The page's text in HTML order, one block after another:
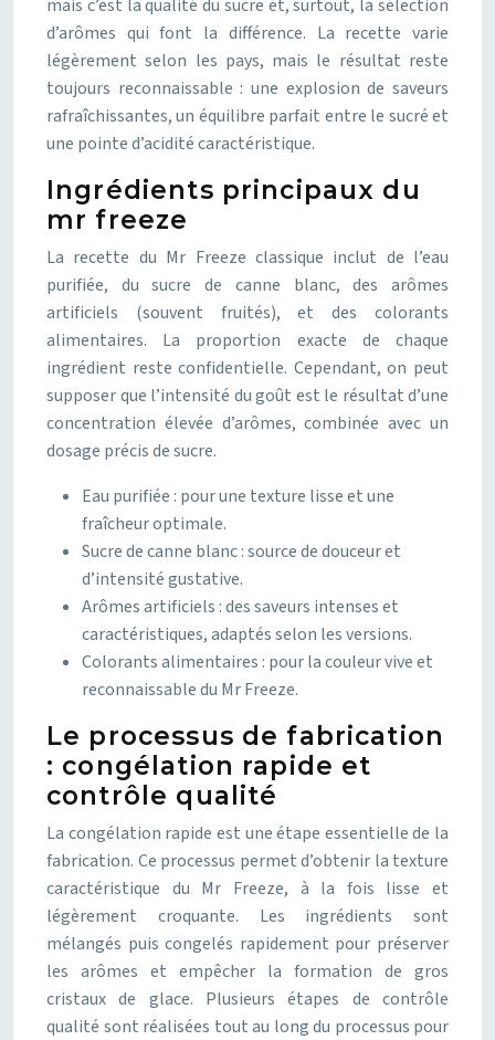
mais c’est la qualité du sucre et, surtout, la sélection
d’arômes qui font la différence. La recette varie
légèrement selon les pays, mais le résultat reste
toujours reconnaissable : une explosion de saveurs
rafraîchissantes, un équilibre parfait entre le sucré et
une pointe d’acidité caractéristique.
Ingrédients principaux du
mr freeze
La recette du Mr Freeze classique inclut de l’eau
purifiée, du sucre de canne blanc, des arômes
artificiels (souvent fruités), et des colorants
alimentaires. La proportion exacte de chaque
ingrédient reste confidentielle. Cependant, on peut
supposer que l’intensité du goût est le résultat d’une
concentration élevée d’arômes, combinée avec un
dosage précis de sucre.
Eau purifiée : pour une texture lisse et une
fraîcheur optimale.
Sucre de canne blanc : source de douceur et
d’intensité gustative.
Arômes artificiels : des saveurs intenses et
caractéristiques, adaptés selon les versions.
Colorants alimentaires : pour la couleur vive et
reconnaissable du Mr Freeze.
Le processus de fabrication
: congélation rapide et
contrôle qualité
La congélation rapide est une étape essentielle de la
fabrication. Ce processus permet d’obtenir la texture
caractéristique du Mr Freeze, à la fois lisse et
légèrement croquante. Les ingrédients sont
mélangés puis congelés rapidement pour préserver
les arômes et empêcher la formation de gros
cristaux de glace. Plusieurs étapes de contrôle
qualité sont réalisées tout au long du processus pour